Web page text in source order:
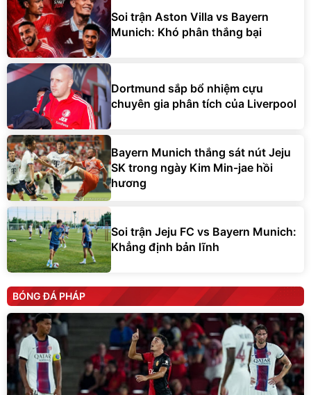
Soi trận Aston Villa vs Bayern
Munich: Khó phân thắng bại
Dortmund sắp bổ nhiệm cựu
chuyên gia phân tích của Liverpool
Bayern Munich thắng sát nút Jeju
SK trong ngày Kim Min-jae hồi
hương
Soi trận Jeju FC vs Bayern Munich:
Khẳng định bản lĩnh
BÓNG ĐÁ PHÁP